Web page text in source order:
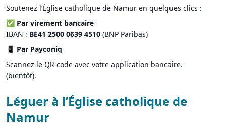
Soutenez l’Église catholique de Namur en quelques clics :
✅ Par virement bancaire
IBAN : BE41 2500 0639 4510 (BNP Paribas)
📱 Par Payconiq
Scannez le QR code avec votre application bancaire.
(bientôt).
Léguer à l’Église catholique de
Namur